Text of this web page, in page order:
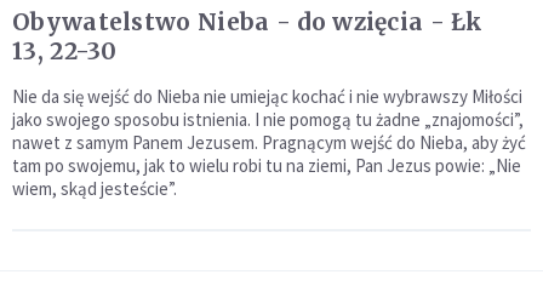
Obywatelstwo Nieba - do wzięcia - Łk
13, 22-30
Nie da się wejść do Nieba nie umiejąc kochać i nie wybrawszy Miłości
jako swojego sposobu istnienia. I nie pomogą tu żadne „znajomości”,
nawet z samym Panem Jezusem. Pragnącym wejść do Nieba, aby żyć
tam po swojemu, jak to wielu robi tu na ziemi, Pan Jezus powie: „Nie
wiem, skąd jesteście”.